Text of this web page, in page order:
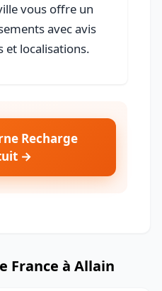
vous offre un
avec avis
et localisations.
Recharge
→
France à Allain